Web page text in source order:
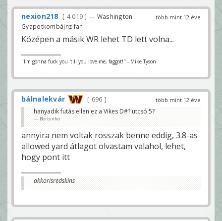
több mint 12 éve
nexion218 4 019
— Washington
Gyapotkombájnz fan
Középen a másik WR lehet TD lett volna...
"I'm gonna fuck you 'till you love me, faggot!" - Mike Tyson
több mint 12 éve
bálnalekvár
696
hanyadik futás ellen ez a Vikes D#? utcsó 5?
Borbinho
annyira nem voltak rosszak benne eddig, 3.8-as
allowed yard átlagot olvastam valahol, lehet,
hogy pont itt
akkorisredskins